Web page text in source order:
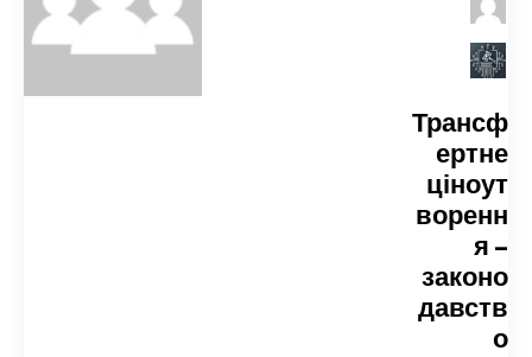
Трансф
ертне
ціноут
воренн
я –
законо
давств
о